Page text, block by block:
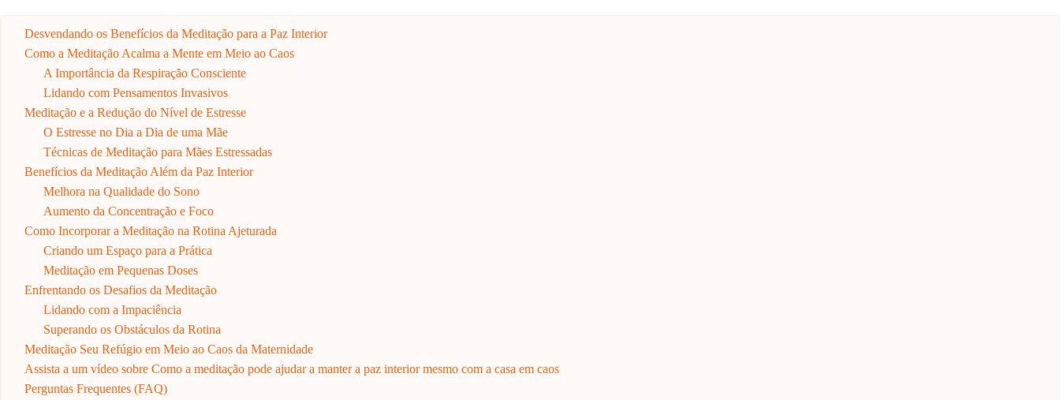
Desvendando os Benefícios da Meditação para a Paz Interior
Como a Meditação Acalma a Mente em Meio ao Caos
A Importância da Respiração Consciente
Lidando com Pensamentos Invasivos
Meditação e a Redução do Nível de Estresse
O Estresse no Dia a Dia de uma Mãe
Técnicas de Meditação para Mães Estressadas
Benefícios da Meditação Além da Paz Interior
Melhora na Qualidade do Sono
Aumento da Concentração e Foco
Como Incorporar a Meditação na Rotina Ajeturada
Criando um Espaço para a Prática
Meditação em Pequenas Doses
Enfrentando os Desafios da Meditação
Lidando com a Impaciência
Superando os Obstáculos da Rotina
Meditação Seu Refúgio em Meio ao Caos da Maternidade
Assista a um vídeo sobre Como a meditação pode ajudar a manter a paz interior mesmo com a casa em caos
Perguntas Frequentes (FAQ)